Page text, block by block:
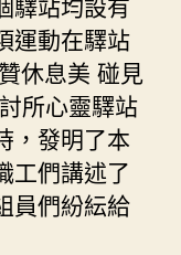
運動在驛站
休息美 碰見
所心靈驛站
，發明了本
工們講述了
員們紛紜給